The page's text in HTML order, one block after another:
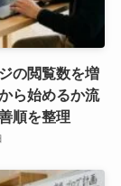
の閲覧数を増
ら始めるか流
順を整理